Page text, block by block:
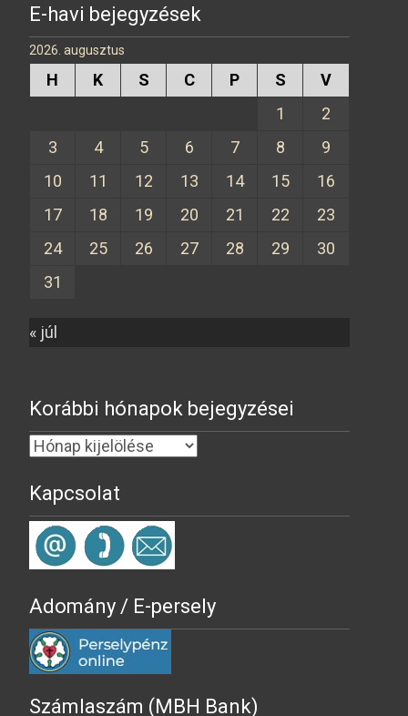
b
o
k
n
g
er
E-havi bejegyzések
2026. augusztus
H K S C P S
V
1
2
3
4 5 6 7 8
9
10
11 12 13 14 15
16
17
18 19 20 21 22
23
24
25 26 27 28 29
30
31
« júl
Korábbi hónapok bejegyzései
Kapcsolat
Adomány / E-persely
Számlaszám (MBH Bank)